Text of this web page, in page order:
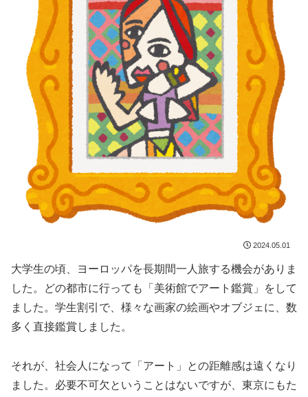
2024.05.01
大学生の頃、ヨーロッパを長期間一人旅する機会がありま
した。どの都市に行っても「美術館でアート鑑賞」をして
ました。学生割引で、様々な画家の絵画やオブジェに、数
多く直接鑑賞しました。
それが、社会人になって「アート」との距離感は遠くなり
ました。必要不可欠ということはないですが、東京にもた